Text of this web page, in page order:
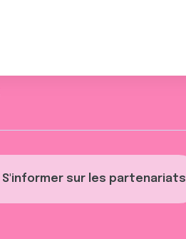
S'informer sur les partenariats